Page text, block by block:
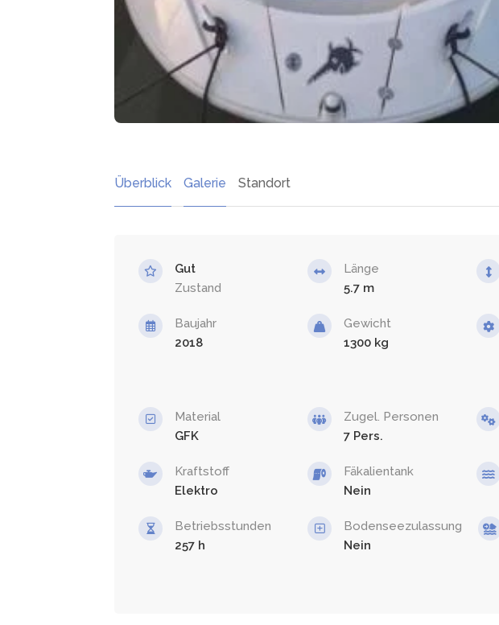
Überblick Galerie Standort
Gut
Zustand
Länge
5.7
Baujahr
2018
Gewicht
1300
Material
GFK
Zugel. Personen
7
Kraftstoff
Elektro
Fäkalientank
Nein
Betriebsstunden
257
Bodenseezulassung
Nein